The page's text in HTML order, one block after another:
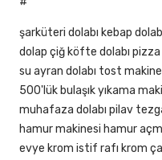
şarküteri dolabı kebap
dolap çiğ köfte dolabı
su ayran dolabı tost
500'lük bulaşık yıkama
muhafaza dolabı pilav
hamur makinesi hamur
evye krom istif rafı krom